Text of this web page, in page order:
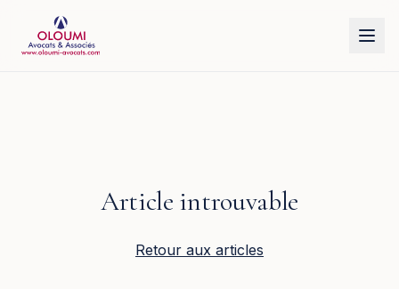
Article introuvable
Retour aux articles